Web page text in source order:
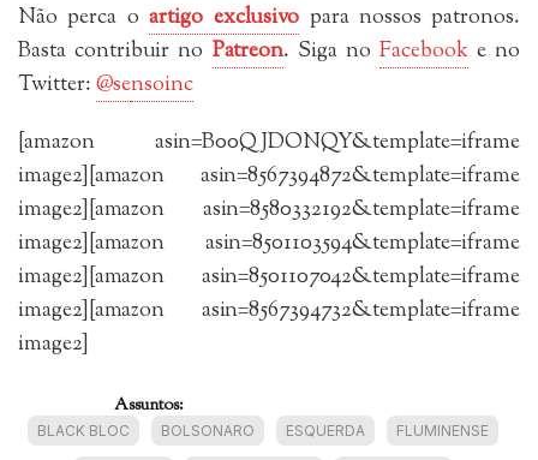
Não perca oartigo exclusivo para nossos patronos.
Basta contribuir no Patreon. Siga noFacebooke no
Twitter:@sensoinc
[amazon asin=B00QJDONQY&template=iframe
image2][amazon asin=8567394872&template=iframe
image2][amazon asin=8580332192&template=iframe
image2][amazon asin=8501103594&template=iframe
image2][amazon asin=8501107042&template=iframe
image2][amazon asin=8567394732&template=iframe
image2]
Assuntos:
BLACK BLOC BOLSONARO ESQUERDA FLUMINENSE